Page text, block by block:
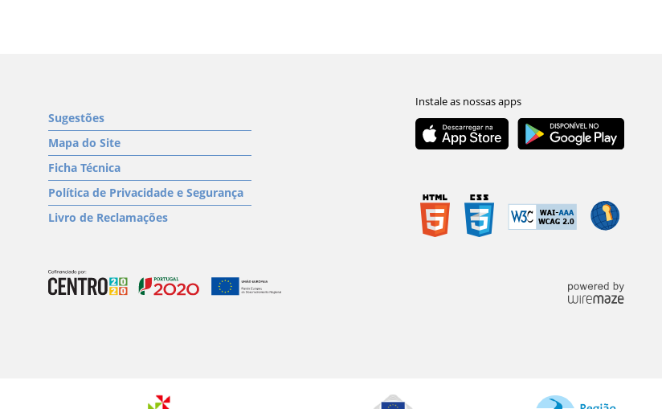
Sugestões
Mapa do Site
Ficha Técnica
Política de Privacidade e Segurança
Livro de Reclamações